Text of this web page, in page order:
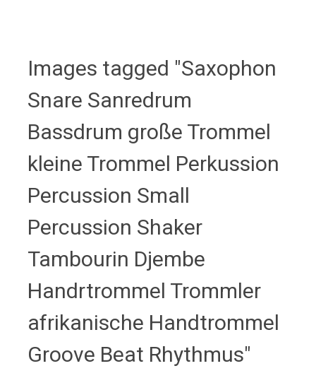
Images tagged "Saxophon
Snare Sanredrum
Bassdrum große Trommel
kleine Trommel Perkussion
Percussion Small
Percussion Shaker
Tambourin Djembe
Handrtrommel Trommler
afrikanische Handtrommel
Groove Beat Rhythmus"